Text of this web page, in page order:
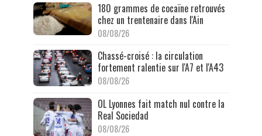
180 grammes de cocaïne retrouvés
chez un trentenaire dans l'Ain
08/08/26
Chassé-croisé : la circulation
fortement ralentie sur l'A7 et l'A43
08/08/26
OL Lyonnes fait match nul contre la
Real Sociedad
08/08/26